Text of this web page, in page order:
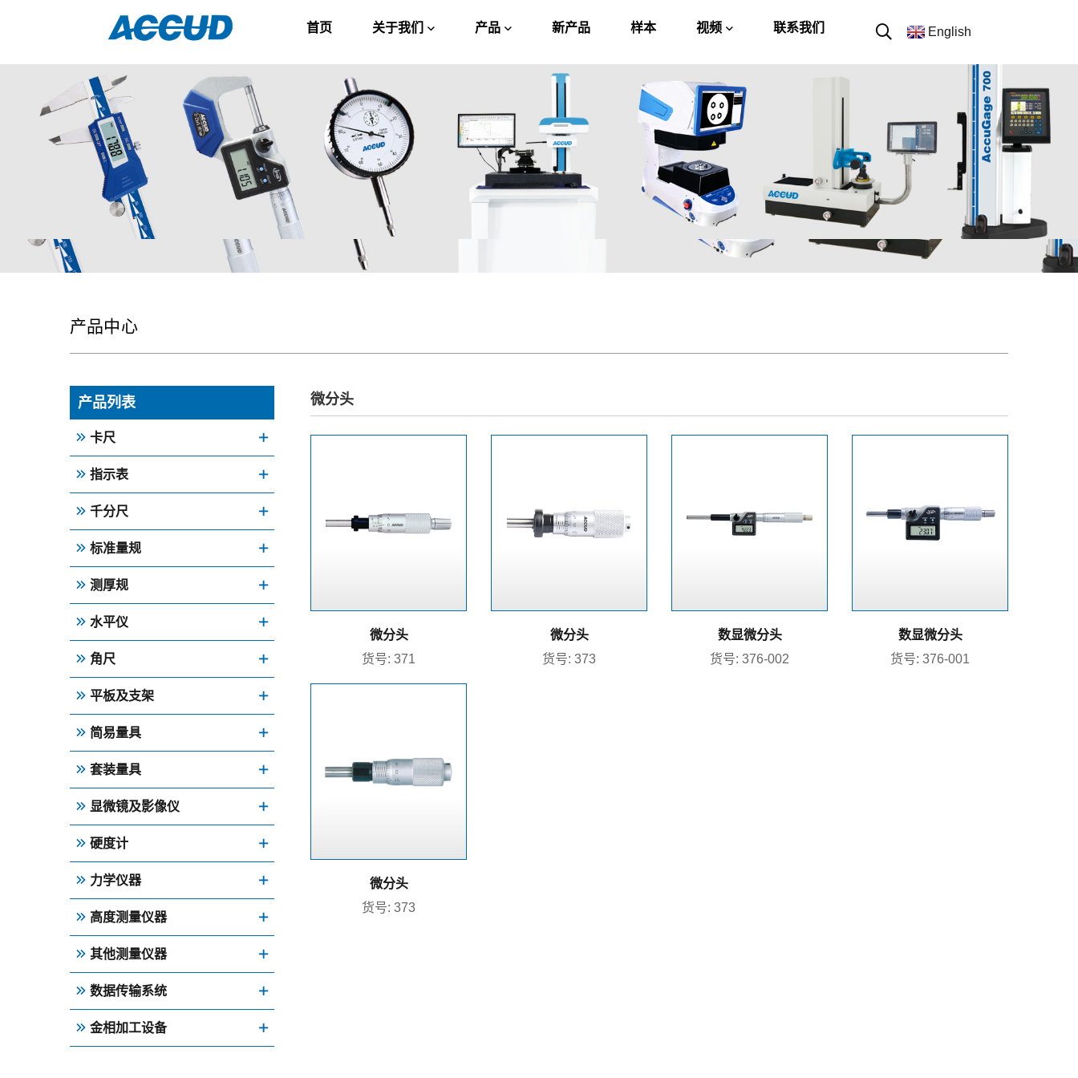
首页 关于我们 产品 新产品 样本 视频 联系我们 English
产品中心
产品列表
卡尺
指示表
千分尺
标准量规
测厚规
水平仪
角尺
平板及支架
简易量具
套装量具
显微镜及影像仪
硬度计
力学仪器
高度测量仪器
其他测量仪器
数据传输系统
金相加工设备
微分头
微分头
货号: 371
微分头
货号: 373
数显微分头
货号: 376-002
数显微分头
货号: 376-001
微分头
货号: 373